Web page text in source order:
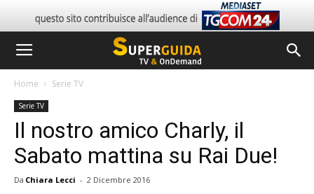
Home Serie TV
Serie TV
Il nostro amico Charly, il
Sabato mattina su Rai Due!
Da Chiara Lecci - 2 Dicembre 2016